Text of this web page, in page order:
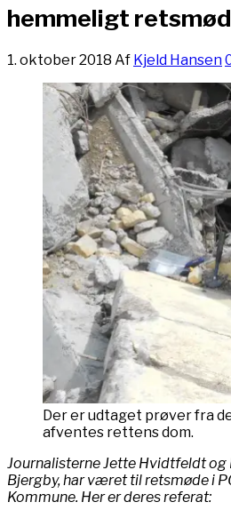
hemmeligt
1. oktober 2018 Af Kjeld Hansen
Der er udtaget prøver fra
afventes rettens dom.
Journalisterne Jette Hvidtfeldt og
Bjergby, har været til retsmøde i
Kommune. Her er deres referat: